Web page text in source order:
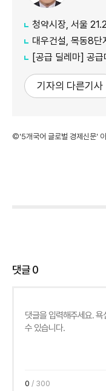
청약시장, 서울 21.2
대우건설, 목동8단지
[공급 딜레마] 공급대책,
기자의 다른기사
©'5개국어 글로벌 경제신문'
댓글0
0 / 300